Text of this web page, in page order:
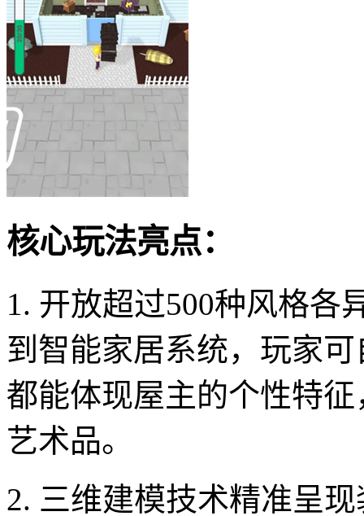
核心玩法亮点：
1. 开放超过500种风格各
到智能家居系统，玩家
都能体现屋主的个性特
艺术品。
2. 三维建模技术精准呈